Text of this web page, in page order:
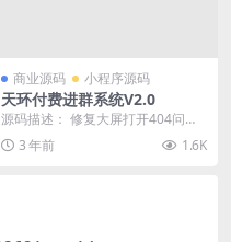
商业源码 小程序源码
天环付费进群系统V2.0
源码描述： 修复大屏打开404问题
修复对接支付前台无响应 系统特色:
1:支持...
3 年前 1.6K